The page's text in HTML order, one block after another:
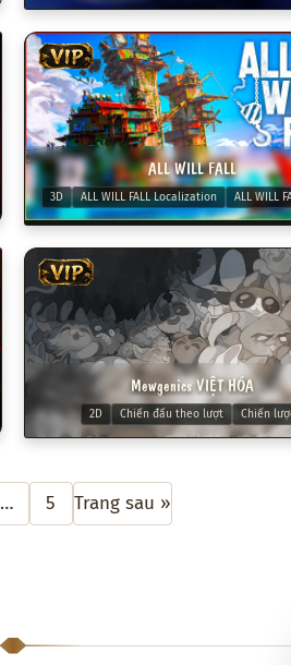
VIP
ALL WILL FALL
3D ALL WILL FALL Localization ALL WILL
VIP
Mewgenics VIỆT HÓA
2D Chiến đấu theo lượt Chiến
… 5 Trang sau »